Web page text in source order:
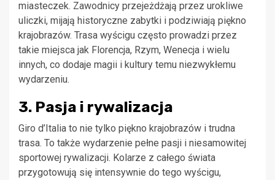
miasteczek. Zawodnicy przejeżdżają przez urokliwe
uliczki, mijają historyczne zabytki i podziwiają piękno
krajobrazów. Trasa wyścigu często prowadzi przez
takie miejsca jak Florencja, Rzym, Wenecja i wielu
innych, co dodaje magii i kultury temu niezwykłemu
wydarzeniu.
3. Pasja i rywalizacja
Giro d’Italia to nie tylko piękno krajobrazów i trudna
trasa. To także wydarzenie pełne pasji i niesamowitej
sportowej rywalizacji. Kolarze z całego świata
przygotowują się intensywnie do tego wyścigu,